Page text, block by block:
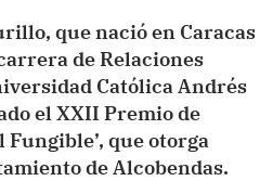
que nació en Caracas
de Relaciones
Católica Andrés
el XXII Premio de
Fungible’, que otorga
de Alcobendas.